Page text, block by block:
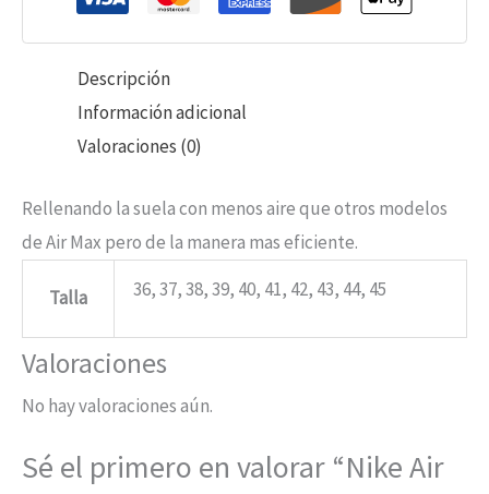
Descripción
Información adicional
Valoraciones (0)
Rellenando la suela con menos aire que otros modelos
de Air Max pero de la manera mas eficiente.
Talla 36, 37, 38, 39, 40, 41, 42, 43, 44, 45
Valoraciones
No hay valoraciones aún.
Sé el primero en valorar “Nike Air